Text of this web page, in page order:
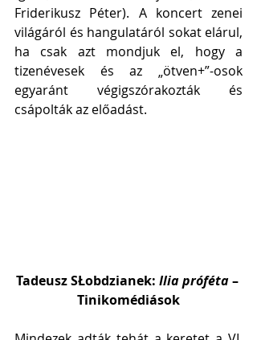
Friderikusz Péter). A koncert zenei
világáról és hangulatáról sokat elárul,
ha csak azt mondjuk el, hogy a
tizenévesek és az „ötven+”-osok
egyaránt végigszórakozták és
csápolták az előadást.
Tadeusz SŁobdzianek: Ilia próféta –
Tinikomédiások